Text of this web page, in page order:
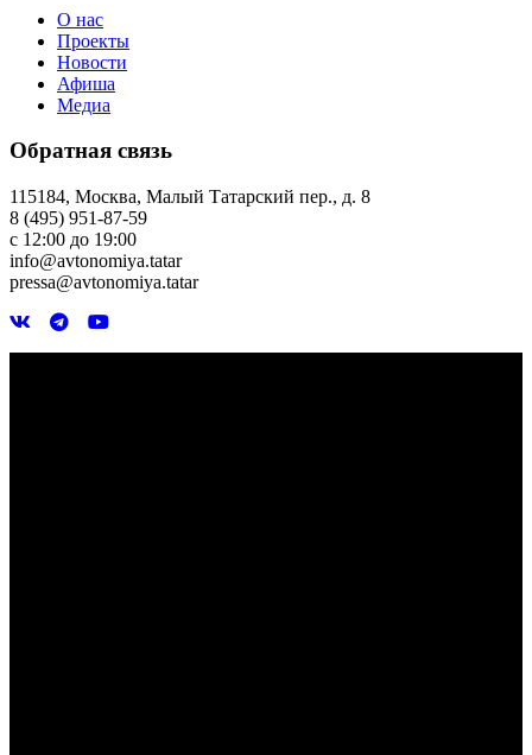
О нас
Проекты
Новости
Афиша
Медиа
Обратная связь
115184, Москва, Малый Татарский пер., д. 8
8 (495) 951-87-59
с 12:00 до 19:00
info@avtonomiya.tatar
pressa@avtonomiya.tatar